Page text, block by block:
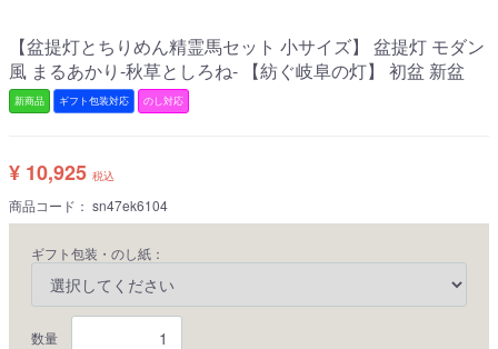
【盆提灯とちりめん精霊馬セット 小サイズ】 盆提灯 モダン
風 まるあかり-秋草としろね- 【紡ぐ岐阜の灯】 初盆 新盆
新商品 ギフト包装対応 のし対応
¥ 10,925 税込
商品コード： sn47ek6104
ギフト包装・のし紙：
数量